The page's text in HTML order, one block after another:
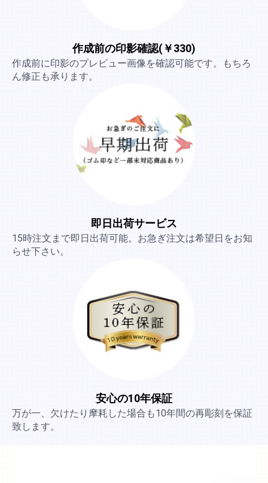
作成前の印影確認(￥330)
作成前に印影のプレビュー画像を確認可能です。もちろ
ん修正も承ります。
即日出荷サービス
15時注文まで即日出荷可能。お急ぎ注文は希望日をお知
らせ下さい。
安心の10年保証
万が一、欠けたり摩耗した場合も10年間の再彫刻を保証
致します。